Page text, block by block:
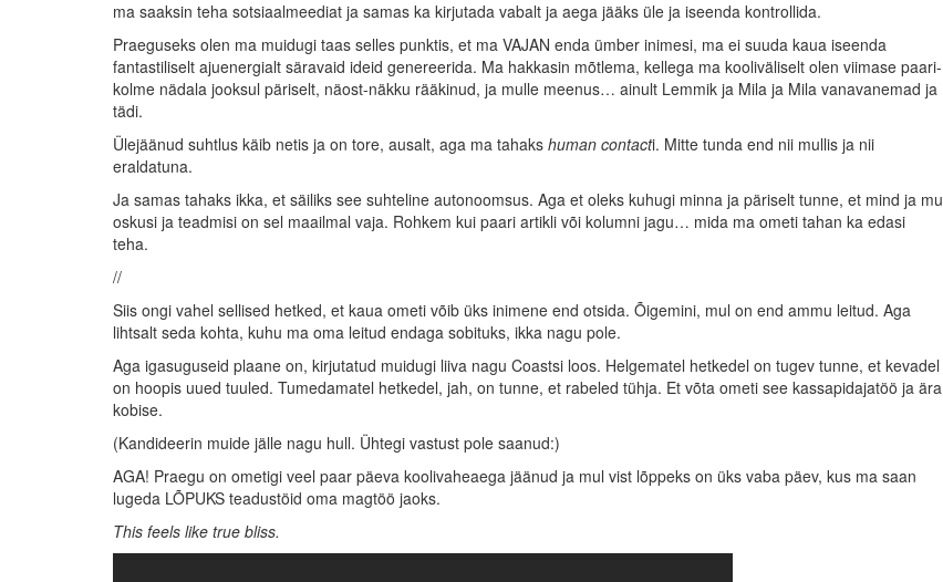
ma saaksin teha sotsiaalmeediat ja samas ka kirjutada vabalt ja aega jääks üle ja iseenda kontrollida.
Praeguseks olen ma muidugi taas selles punktis, et ma VAJAN enda ümber inimesi, ma ei suuda kaua iseenda
fantastiliselt ajuenergialt säravaid ideid genereerida. Ma hakkasin mõtlema, kellega ma kooliväliselt olen viimase paari-
kolme nädala jooksul päriselt, näost-näkku rääkinud, ja mulle meenus… ainult Lemmik ja Mila ja Mila vanavanemad ja
tädi.
Ülejäänud suhtlus käib netis ja on tore, ausalt, aga ma tahaks human contacti. Mitte tunda end nii mullis ja nii
eraldatuna.
Ja samas tahaks ikka, et säiliks see suhteline autonoomsus. Aga et oleks kuhugi minna ja päriselt tunne, et mind ja mu
oskusi ja teadmisi on sel maailmal vaja. Rohkem kui paari artikli või kolumni jagu… mida ma ometi tahan ka edasi
teha.
//
Siis ongi vahel sellised hetked, et kaua ometi võib üks inimene end otsida. Õigemini, mul on end ammu leitud. Aga
lihtsalt seda kohta, kuhu ma oma leitud endaga sobituks, ikka nagu pole.
Aga igasuguseid plaane on, kirjutatud muidugi liiva nagu Coastsi loos. Helgematel hetkedel on tugev tunne, et kevadel
on hoopis uued tuuled. Tumedamatel hetkedel, jah, on tunne, et rabeled tühja. Et võta ometi see kassapidajatöö ja ära
kobise.
(Kandideerin muide jälle nagu hull. Ühtegi vastust pole saanud:)
AGA! Praegu on ometigi veel paar päeva koolivaheaega jäänud ja mul vist lõppeks on üks vaba päev, kus ma saan
lugeda LÕPUKS teadustöid oma magtöö jaoks.
This feels like true bliss.